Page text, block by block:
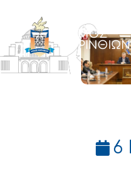
ΔΗΜΟΣ
ΚΟΡΙΝΘΙΩΝ
6